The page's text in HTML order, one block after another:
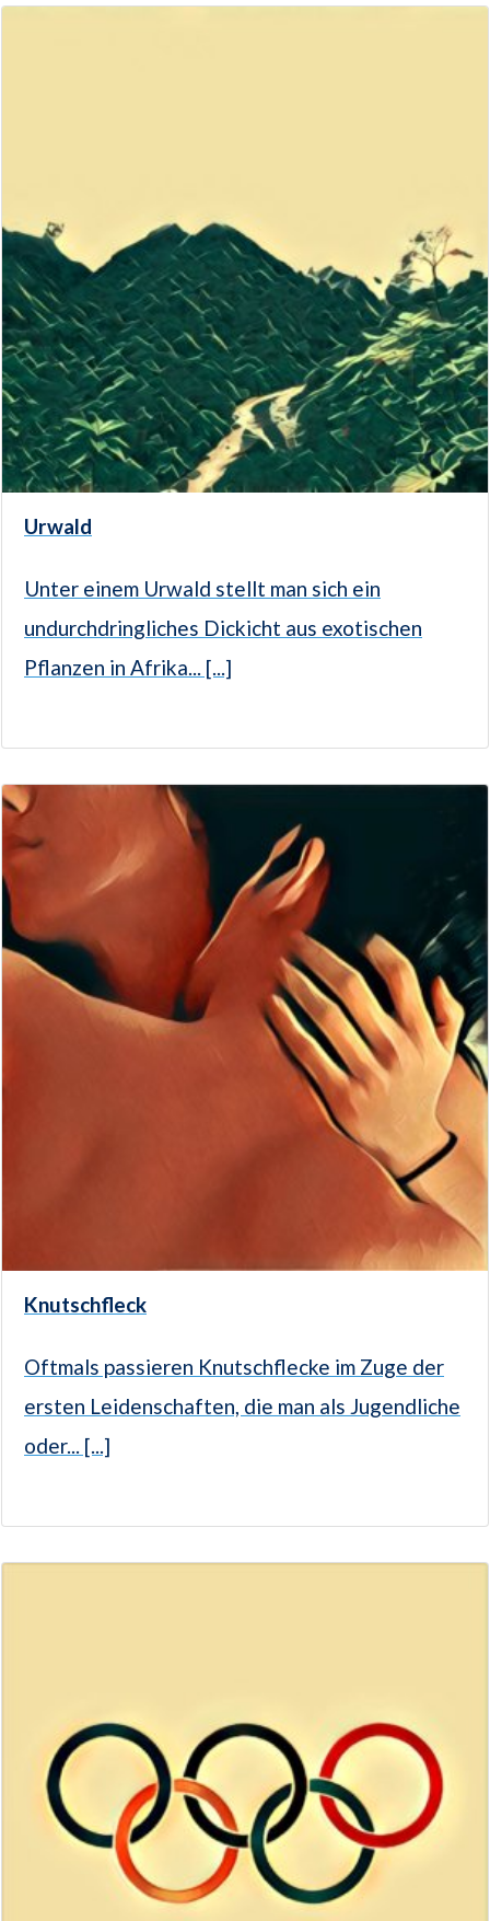
Urwald
Unter einem Urwald stellt man sich ein
undurchdringliches Dickicht aus exotischen
Pflanzen in Afrika... [...]
Knutschfleck
Oftmals passieren Knutschflecke im Zuge der
ersten Leidenschaften, die man als Jugendliche
oder... [...]